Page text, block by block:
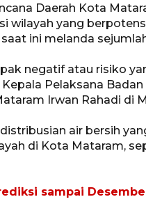
Daerah Kota
wilayah yang
ini melanda
negatif atau risiko
Pelaksana Badan
Irwan Rahadi di
air bersih
di Kota Mataram,
sampai